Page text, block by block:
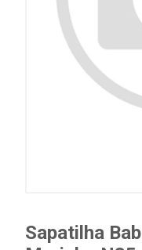
Sapatilha